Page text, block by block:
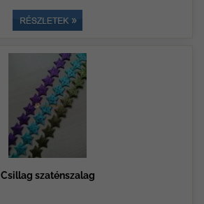
Csillag szaténszalag